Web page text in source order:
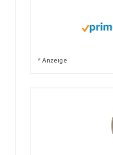
* Anzeige